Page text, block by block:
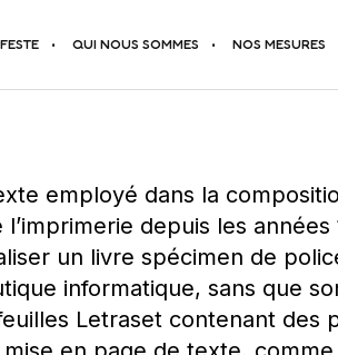
QUI NOUS SOMMES NOS MESURES
employé dans la
depuis les
un livre spécimen de
informatique, sans que
Letraset contenant